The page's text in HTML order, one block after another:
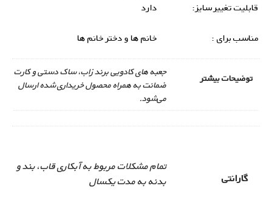
قابلیت تغییر سایز:
دارد
مناسب برای : خانم ها و دختر خانم ها
توضیحات بیشتر
جعبه های کادویی برند زاب، ساک دستی و کارت
ضمانت به همراه محصول خریداری شده ارسال
می‌شود.
گارانتی
تمام مشکلات مربوط به آبکاری قاب، بند و
بدنه به مدت یکسال